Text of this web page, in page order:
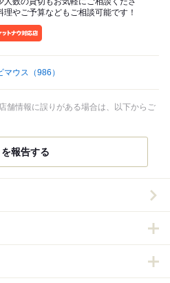
理やご予算などもご相談可能です！
マウス （986）
舗情報に誤りがある場合は、以下からご
報告する